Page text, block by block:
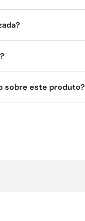
sobre este produto?